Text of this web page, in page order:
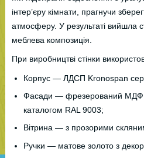
інтер’єру кімнати, прагнучи
атмосферу. У результаті вийшла
меблева композиція.
При виробництві стінки
Корпус — ЛДСП Kronospan
Фасади — фрезерований
каталогом RAL 9003;
Вітрина — з прозорими
Ручки — матове золото з